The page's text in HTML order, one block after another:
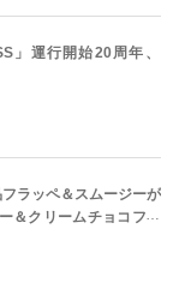
」運行開始20周年、
ラッペ＆スムージーが
＆クリームチョコフラ
8月5日（水）から販売